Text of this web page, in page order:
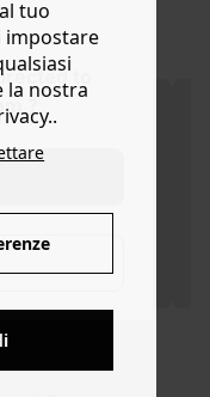
to
?
per stare al
di stilista:
GRATIS
tuo
la nostra